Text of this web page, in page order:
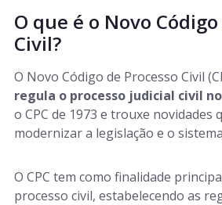
O que é o Novo
Civil?
O Novo Código de Processo Civil
regula o processo judicial civil
o CPC de 1973 e trouxe novidades
modernizar a legislação e o
O CPC tem como finalidade
processo civil, estabelecendo as